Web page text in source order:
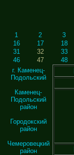
1 2 3
16
17 18
31
32 33
46
47 48
г. Каменец-
Подольский
Каменец-
Подольский
район
Городокский
район
Чемеровецкий
район